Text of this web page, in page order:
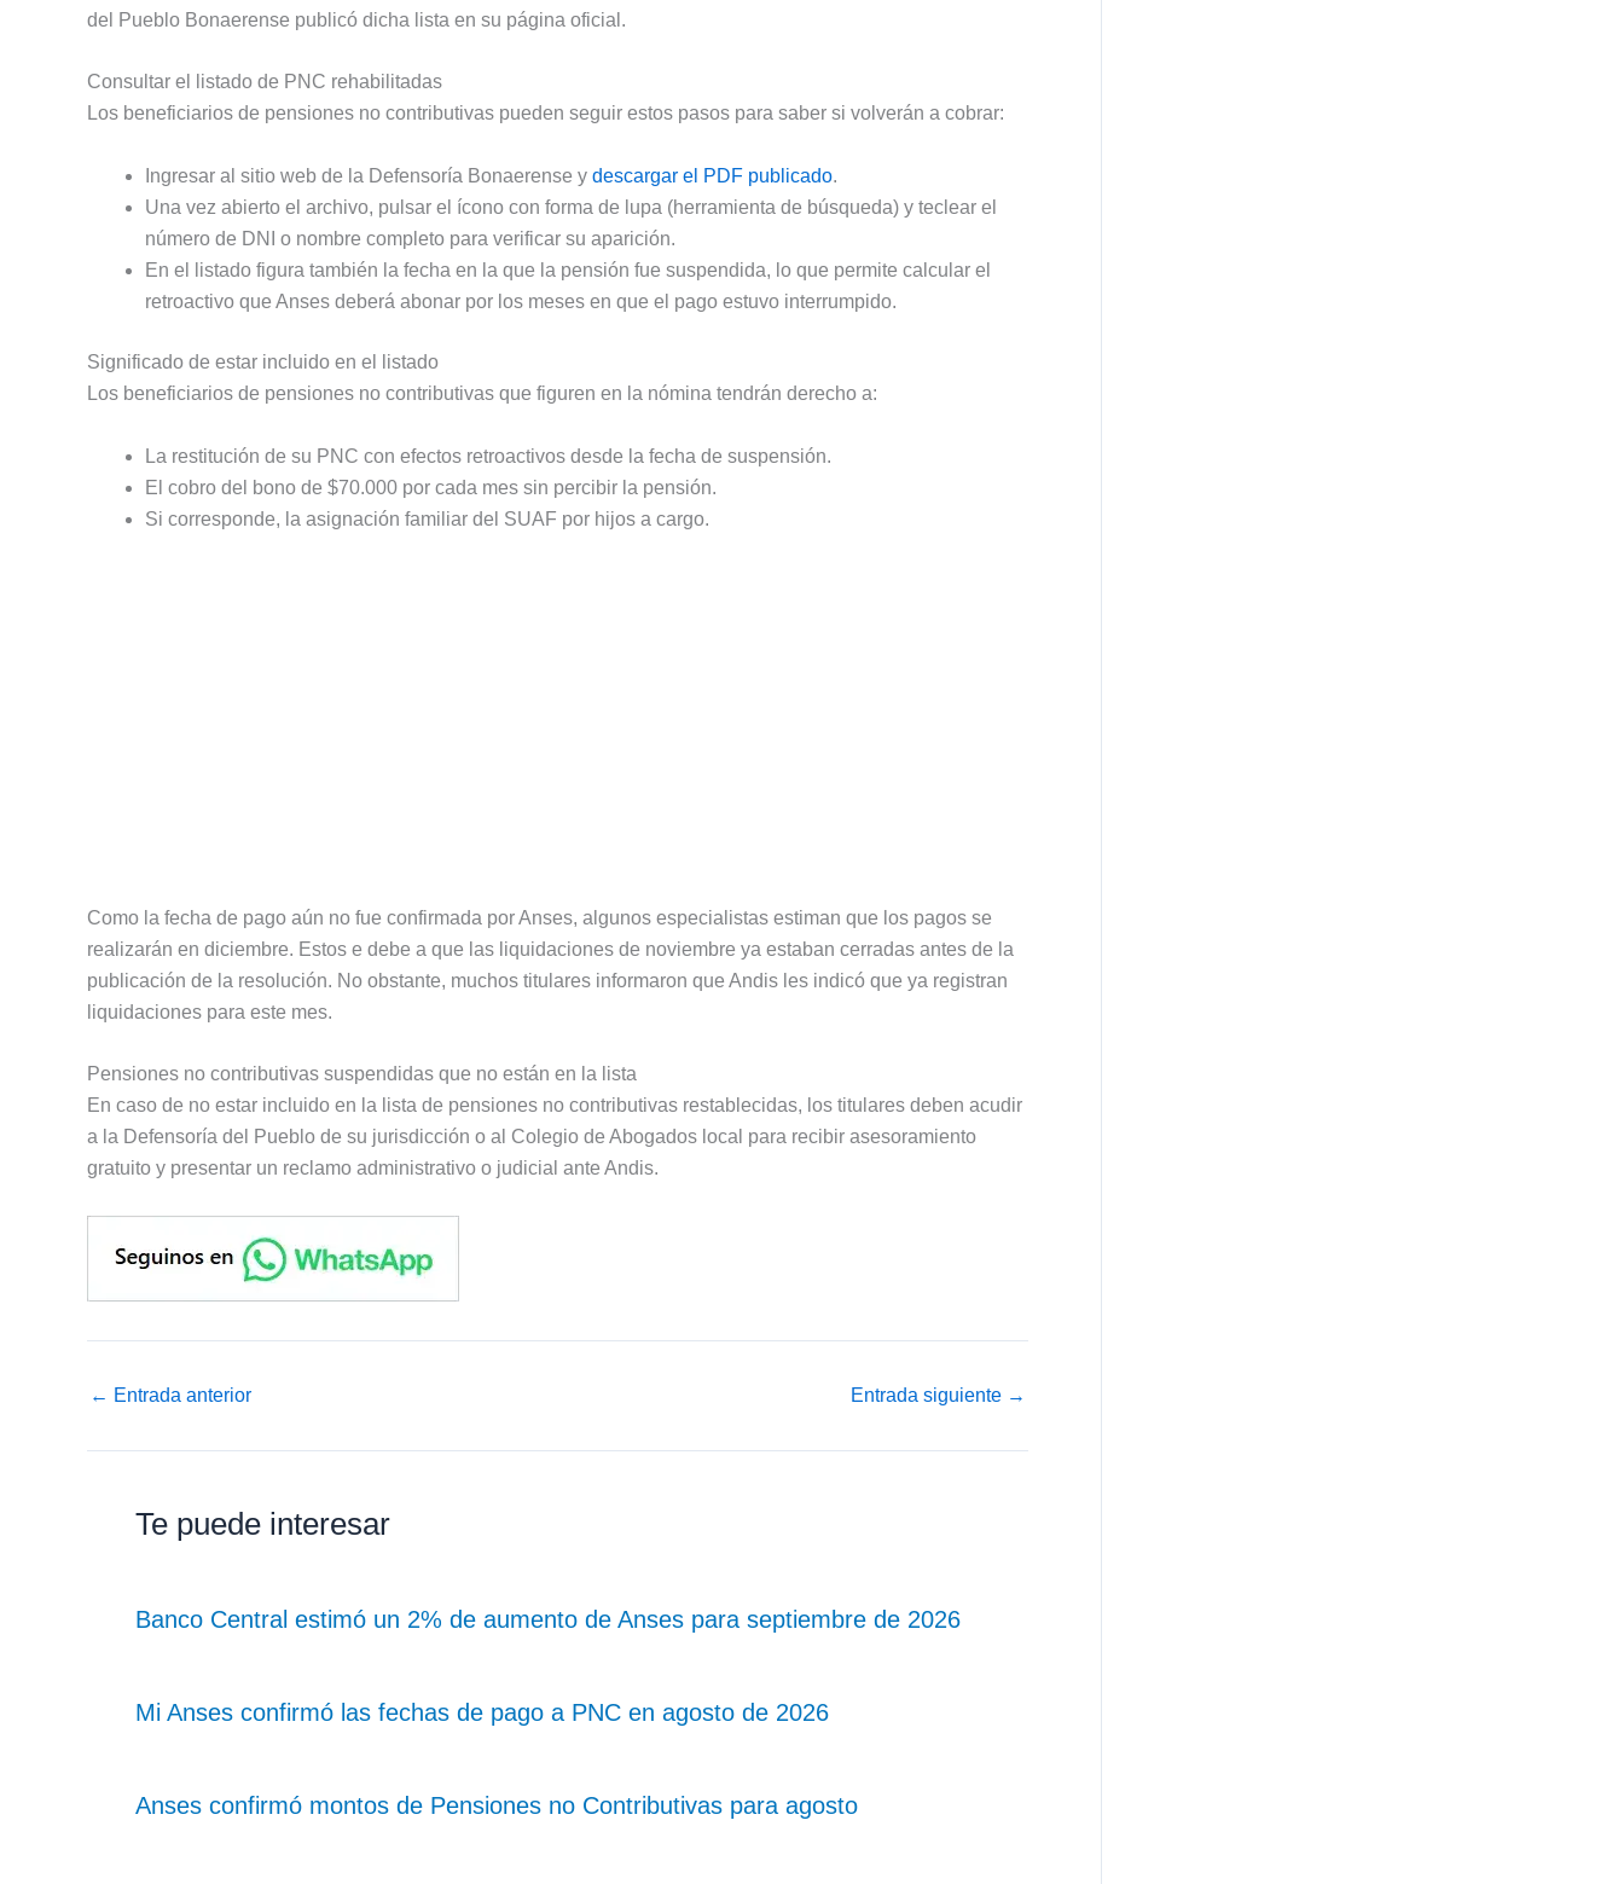
del Pueblo Bonaerense publicó dicha lista en su página oficial.
Consultar el listado de PNC rehabilitadas
Los beneficiarios de pensiones no contributivas pueden seguir estos pasos para saber si volverán a cobrar:
Ingresar al sitio web de la Defensoría Bonaerense y descargar el PDF publicado.
Una vez abierto el archivo, pulsar el ícono con forma de lupa (herramienta de búsqueda) y teclear el
número de DNI o nombre completo para verificar su aparición.
En el listado figura también la fecha en la que la pensión fue suspendida, lo que permite calcular el
retroactivo que Anses deberá abonar por los meses en que el pago estuvo interrumpido.
Significado de estar incluido en el listado
Los beneficiarios de pensiones no contributivas que figuren en la nómina tendrán derecho a:
La restitución de su PNC con efectos retroactivos desde la fecha de suspensión.
El cobro del bono de $70.000 por cada mes sin percibir la pensión.
Si corresponde, la asignación familiar del SUAF por hijos a cargo.
Como la fecha de pago aún no fue confirmada por Anses, algunos especialistas estiman que los pagos se
realizarán en diciembre. Estos e debe a que las liquidaciones de noviembre ya estaban cerradas antes de la
publicación de la resolución. No obstante, muchos titulares informaron que Andis les indicó que ya registran
liquidaciones para este mes.
Pensiones no contributivas suspendidas que no están en la lista
En caso de no estar incluido en la lista de pensiones no contributivas restablecidas, los titulares deben acudir
a la Defensoría del Pueblo de su jurisdicción o al Colegio de Abogados local para recibir asesoramiento
gratuito y presentar un reclamo administrativo o judicial ante Andis.
← Entrada anterior Entrada siguiente →
Te puede interesar
Banco Central estimó un 2% de aumento de Anses para septiembre de 2026
Mi Anses confirmó las fechas de pago a PNC en agosto de 2026
Anses confirmó montos de Pensiones no Contributivas para agosto